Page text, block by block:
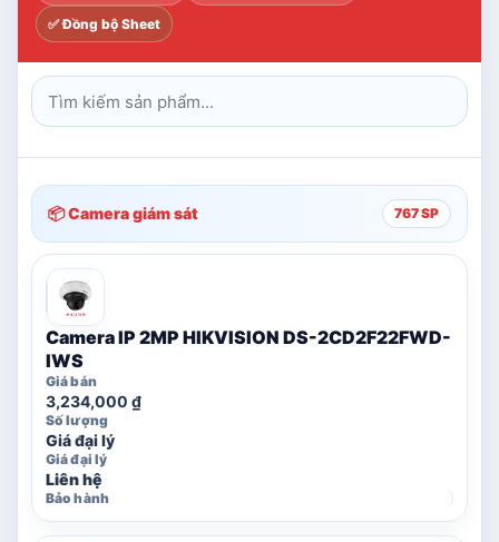
✅ Đồng bộ Sheet
📦 Camera giám sát 767 SP
Camera IP 2MP HIKVISION DS-2CD2F22FWD-
IWS
3,234,000 ₫
Giá đại lý
Liên hệ